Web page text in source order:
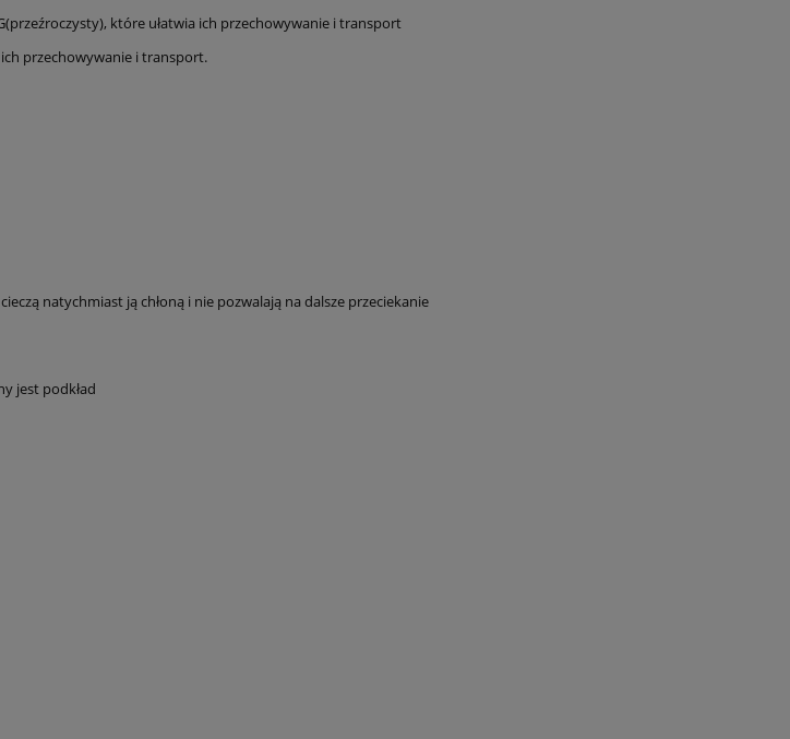
które ułatwia ich przechowywanie i transport
przechowywanie i transport.
natychmiast ją chłoną i nie pozwalają na dalsze przeciekanie
jest podkład